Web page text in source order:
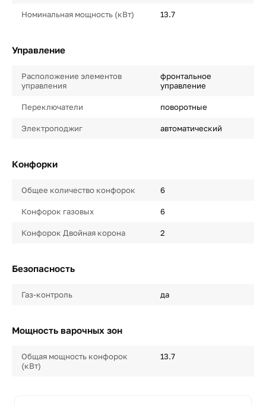
Номинальная мощность (кВт) 13.7
Управление
Расположение элементов
управления
фронтальное
управление
Переключатели поворотные
Электроподжиг автоматический
Конфорки
Общее количество конфорок 6
Конфорок газовых 6
Конфорок Двойная корона 2
Безопасность
Газ-контроль да
Мощность варочных зон
Общая мощность конфорок
(кВт)
13.7